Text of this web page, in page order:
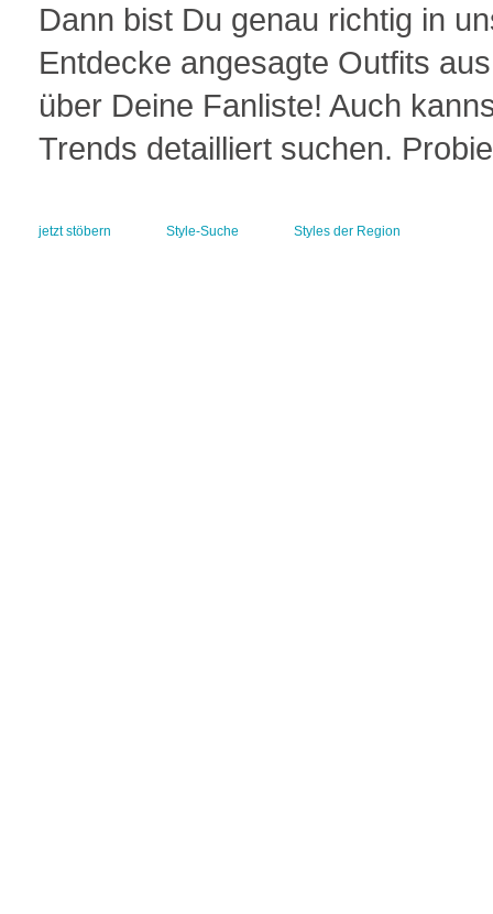
Dann bist Du genau richtig in
Entdecke angesagte Outfits
über Deine Fanliste! Auch
Trends detailliert suchen.
jetzt stöbern Style-Suche Styles der Region